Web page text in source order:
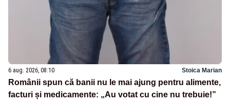
6 aug. 2026, 08:10 Stoica Marian
Românii spun că banii nu le mai ajung pentru alimente,
facturi și medicamente: „Au votat cu cine nu trebuie!”